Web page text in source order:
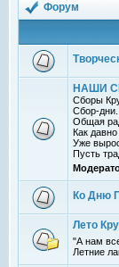
Форум
НАШИ
Сборы
Сбор-дни...
Общая
Как давно
Уже
Пусть
Ко Дню
Лето
"А нам
Летние